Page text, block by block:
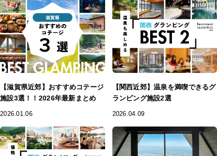
【滋賀県近郊】おすすめコテージ
施設3選！！2026年最新まとめ
2026.01.06
【関西近郊】温泉を満喫できるグ
ランピング施設2選
2026.04.09